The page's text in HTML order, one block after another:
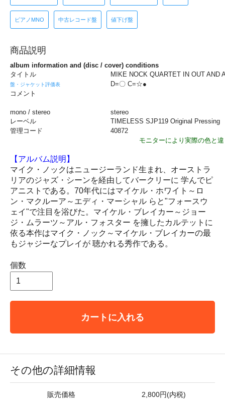
ピアノMNO 中古レコード盤 値下げ盤
商品説明
album information and (disc / cover) conditions
タイトル
MIKE NOCK QUARTET IN OUT AND
盤・ジャケット評価表
D=〇 C=☆●
コメント
mono / stereo
stereo
レーベル
TIMELESS SJP119 Original Pressing
管理コード
40872
モニターにより実際の色と
【アルバム説明】
マイク・ノックはニュージーランド生まれ、オーストラ
リアのジャズ・シーンを経由してバークリーに 学んでピ
アニストである。70年代にはマイケル・ホワイト～ロ
ン・マクルーア～エディ・マーシャル らと"フォースウ
ェイ"で注目を浴びた。マイケル・ブレイカー～ジョー
ジ・ムラーツ～アル・フォスター を擁したカルテットに
依る本作はマイク・ノック～マイケル・ブレイカーの最
もジャジーなプレイが 聴かれる秀作である。
個数
カートに入れる
その他の詳細情報
販売価格 2,800円(内税)